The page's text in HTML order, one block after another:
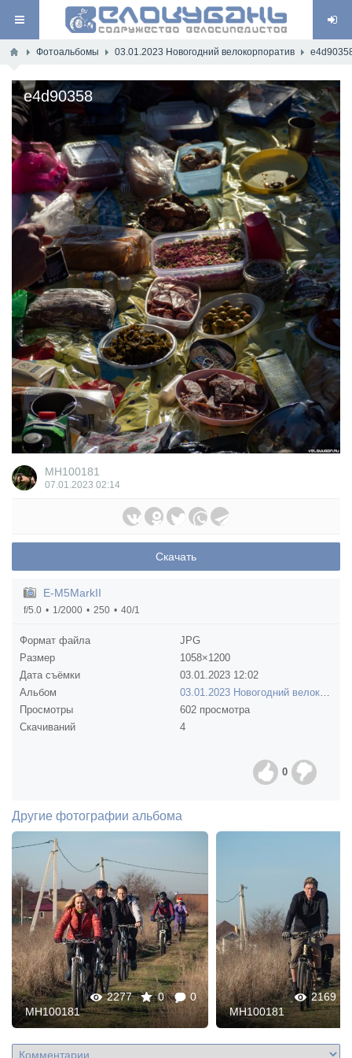
Фотоальбомы 03.01.2023 Новогодний велокорпоратив
e4d90358
MH100181
07.01.2023 02:14
Скачать
E-M5MarkII
f/5.0 1/2000 250 40/1
Формат файла
JPG
Размер
1058×1200
Дата съёмки
03.01.2023 12:02
Альбом
03.01.2023 Новогодний велокорпоратив
Просмотры
602 просмотра
Скачиваний
4
0
Другие фотографии альбома
2277 0
0
MH100181
2169
MH100181